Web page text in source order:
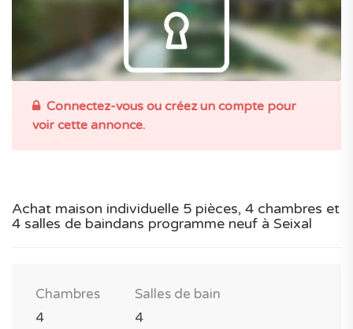
Connectez-vous ou créez un compte pour
voir cette annonce.
Achat maison individuelle 5 pièces, 4 chambres et
4 salles de baindans programme neuf à Seixal
Chambres
4
Salles de bain
4